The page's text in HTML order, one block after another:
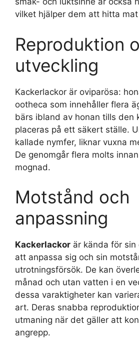
vilket hjälper dem att hitta
Reproduktion
utveckling
Kackerlackor är oviparösa:
ootheca som innehåller flera
bärs ibland av honan tills den
placeras på ett säkert ställe.
kallade nymfer, liknar vuxna
De genomgår flera molts
mognad.
Motstånd och
anpassning
Kackerlackor är kända för
att anpassa sig och sin
utrotningsförsök. De kan
månad och utan vatten i en
dessa varaktigheter kan
art. Deras snabba
utmaning när det gäller att
angrepp.